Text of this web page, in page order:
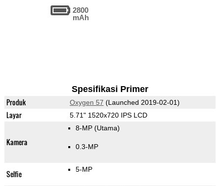
2800
mAh
Spesifikasi Primer
Produk Oxygen 57 (Launched 2019-02-01)
Layar 5.71" 1520x720 IPS LCD
Kamera
8-MP (Utama)
0.3-MP
Selfie 5-MP